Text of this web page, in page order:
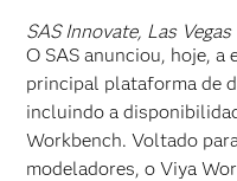
SAS Innovate, Las
O SAS anunciou, hoje, a
principal plataforma de
incluindo a
Workbench. Voltado
modeladores, o Viya